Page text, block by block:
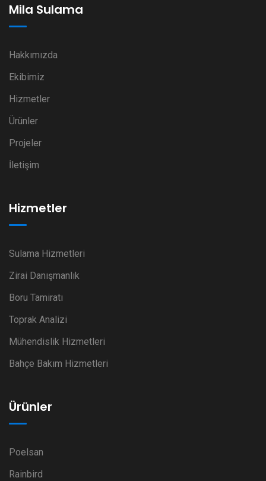
Mila Sulama
Hakkımızda
Ekibimiz
Hizmetler
Ürünler
Projeler
İletişim
Hizmetler
Sulama Hizmetleri
Zirai Danışmanlık
Boru Tamiratı
Toprak Analizi
Mühendislik Hizmetleri
Bahçe Bakım Hizmetleri
Ürünler
Poelsan
Rainbird